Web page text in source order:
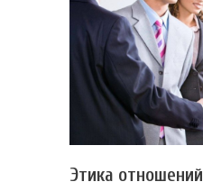
Этика отношений